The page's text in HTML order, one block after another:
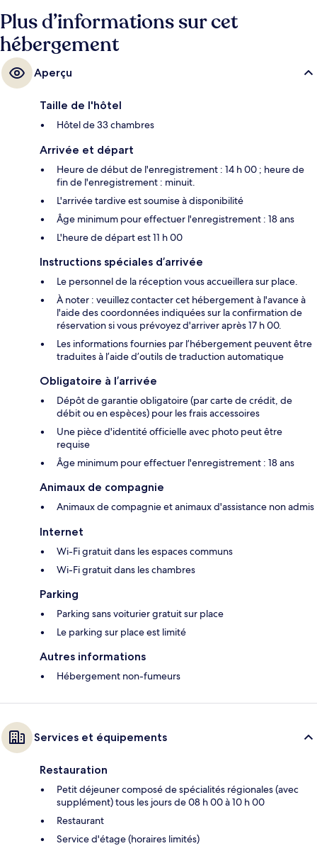
Plus d’informations sur cet
hébergement
Aperçu
Taille de l'hôtel
Hôtel de 33 chambres
Arrivée et départ
Heure de début de l'enregistrement : 14 h 00 ; heure de
fin de l'enregistrement : minuit.
L'arrivée tardive est soumise à disponibilité
Âge minimum pour effectuer l'enregistrement : 18 ans
L'heure de départ est 11 h 00
Instructions spéciales d’arrivée
Le personnel de la réception vous accueillera sur place.
À noter : veuillez contacter cet hébergement à l'avance à
l'aide des coordonnées indiquées sur la confirmation de
réservation si vous prévoyez d'arriver après 17 h 00.
Les informations fournies par l’hébergement peuvent être
traduites à l’aide d’outils de traduction automatique
Obligatoire à l’arrivée
Dépôt de garantie obligatoire (par carte de crédit, de
débit ou en espèces) pour les frais accessoires
Une pièce d'identité officielle avec photo peut être
requise
Âge minimum pour effectuer l'enregistrement : 18 ans
Animaux de compagnie
Animaux de compagnie et animaux d'assistance non admis
Internet
Wi-Fi gratuit dans les espaces communs
Wi-Fi gratuit dans les chambres
Parking
Parking sans voiturier gratuit sur place
Le parking sur place est limité
Autres informations
Hébergement non-fumeurs
Services et équipements
Restauration
Petit déjeuner composé de spécialités régionales (avec
supplément) tous les jours de 08 h 00 à 10 h 00
Restaurant
Service d'étage (horaires limités)